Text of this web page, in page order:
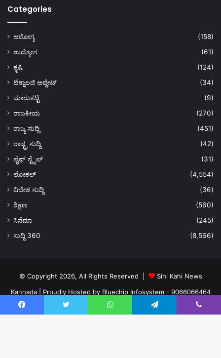
Categories
ಆರೋಗ್ಯ
(158)
ಉದ್ಯೋಗ
(61)
ಕೃಷಿ
(124)
ಟೆಕ್ನಾಲಜಿ ಅಪ್ಡೇಟ್
(34)
ಮಾರುಕಟ್ಟೆ
(9)
ರಾಜಕೀಯ
(270)
ರಾಜ್ಯ ಸುದ್ದಿ
(451)
ರಾಷ್ಟ್ರ ಸುದ್ದಿ
(42)
ಲೈಫ್ ಸ್ಟೈಲ್
(31)
ಲೋಕಲ್
(4,554)
ವಿದೇಶ ಸುದ್ದಿ
(36)
ಶಿಕ್ಷಣ
(560)
ಸಿನೆಮಾ
(245)
ಸುದ್ದಿ 360
(8,566)
© Copyright 2026, All Rights Reserved |
Sihi Kahi News
Kannada| Proudly Hosted by Bluechip Infosystem - 9066066464
About US
Privacy Policy Ads Policy
Terms and Conditions
Facebook Twitter WhatsApp Telegram Viber